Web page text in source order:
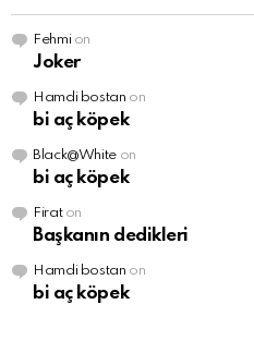
Fehmi on
Joker
Hamdi bostan on
bi aç köpek
Black@White on
bi aç köpek
Firaton
Başkanın dedikleri
Hamdi bostan on
bi aç köpek